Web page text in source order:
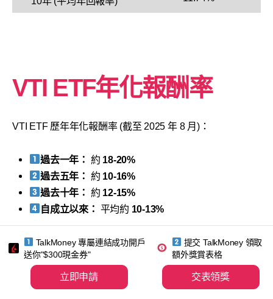
VTI ETF年化報酬率
VTI ETF 歷年年化報酬率 (截至 2025 年 8 月)：
過去一年： 約 18-20%
過去五年： 約 10-16%
過去十年： 約 12-15%
自成立以來： 平均約 10-13%
穩居美股長線投資熱門選擇。以極低費用0.03%投資全美股
市，分散風險又容易月供入手。非常適合追求長期穩定回
報及成本效益的港人。
TalkMoney 專屬連結成功開戶
送你"$300現金券"
立即申請
提交 TalkMoney 領取
額外獎賞表格
交表領獎